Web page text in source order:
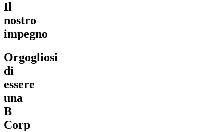
Il
nostro
impegno
Orgogliosi
di
essere
una
B
Corp